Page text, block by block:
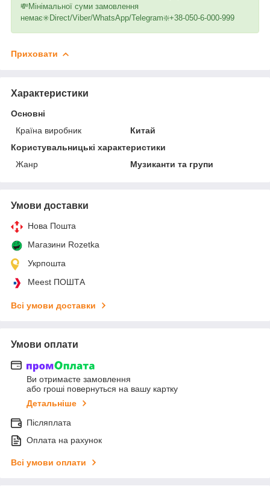
💸Мінімальної суми замовлення
немає✳️Direct/Viber/WhatsApp/Telegram❇️+38-050-6-000-999
Приховати
Характеристики
Основні
Країна виробник
Китай
Користувальницькі характеристики
Жанр
Музиканти та групи
Умови доставки
Нова Пошта
Магазини Rozetka
Укрпошта
Meest ПОШТА
Всі умови доставки
Умови оплати
Ви отримаєте замовлення
або гроші повернуться на вашу картку
Детальніше
Післяплата
Оплата на рахунок
Всі умови оплати